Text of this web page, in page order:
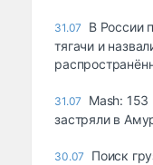
31.07
В России
тягачи и
31.07
Mash:
застряли в
30.07
Поиск